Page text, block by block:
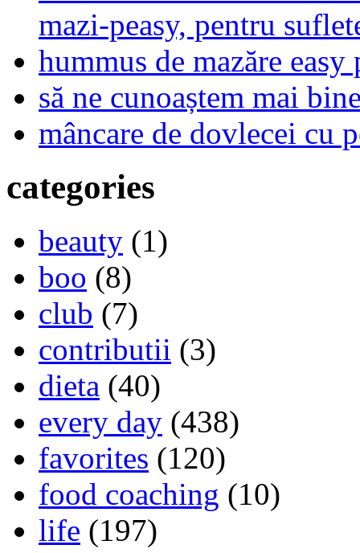
mazi-peasy, pentru
hummus de mazăre easy
să ne cunoaștem mai
mâncare de dovlecei cu
categories
beauty (1)
boo (8)
club (7)
contributii (3)
dieta (40)
every day (438)
favorites (120)
food coaching (10)
life (197)